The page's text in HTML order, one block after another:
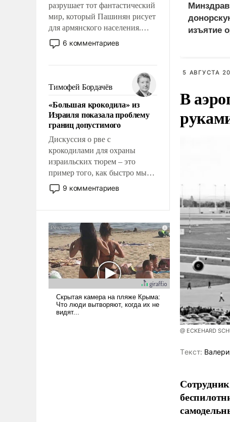
разрушает тот фантастический
мир, который Пашинян рисует
для армянского населения.
Мир, где этому населению все
должны просто по
политические прожекты будут
беспрекословно оплачиваться
за счет российских
налогоплательщиков и где за
свои поступки не нужно
отвечать.
6 комментариев
Тимофей Бордачёв
«Большая крокодила» из
Израиля показала проблему
границ допустимого
Дискуссия о рве с
крокодилами для охраны
израильских тюрем – это
пример того, как быстро мы
двигаемся по пути
революционных изменений.
псевдонаучной фантастики,
стало всерьез обсуждаемой
идеей.
9 комментариев
изъятие
5 АВГУСТА
В
@ ECKEHARD
Tекст: